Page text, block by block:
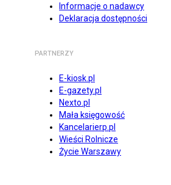
Informacje o nadawcy
Deklaracja dostępności
PARTNERZY
E-kiosk.pl
E-gazety.pl
Nexto.pl
Mała księgowość
Kancelarierp.pl
Wieści Rolnicze
Życie Warszawy